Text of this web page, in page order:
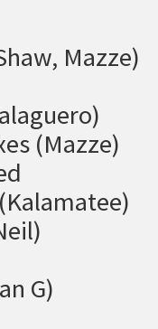
Mazze)
(Mazze)
G)